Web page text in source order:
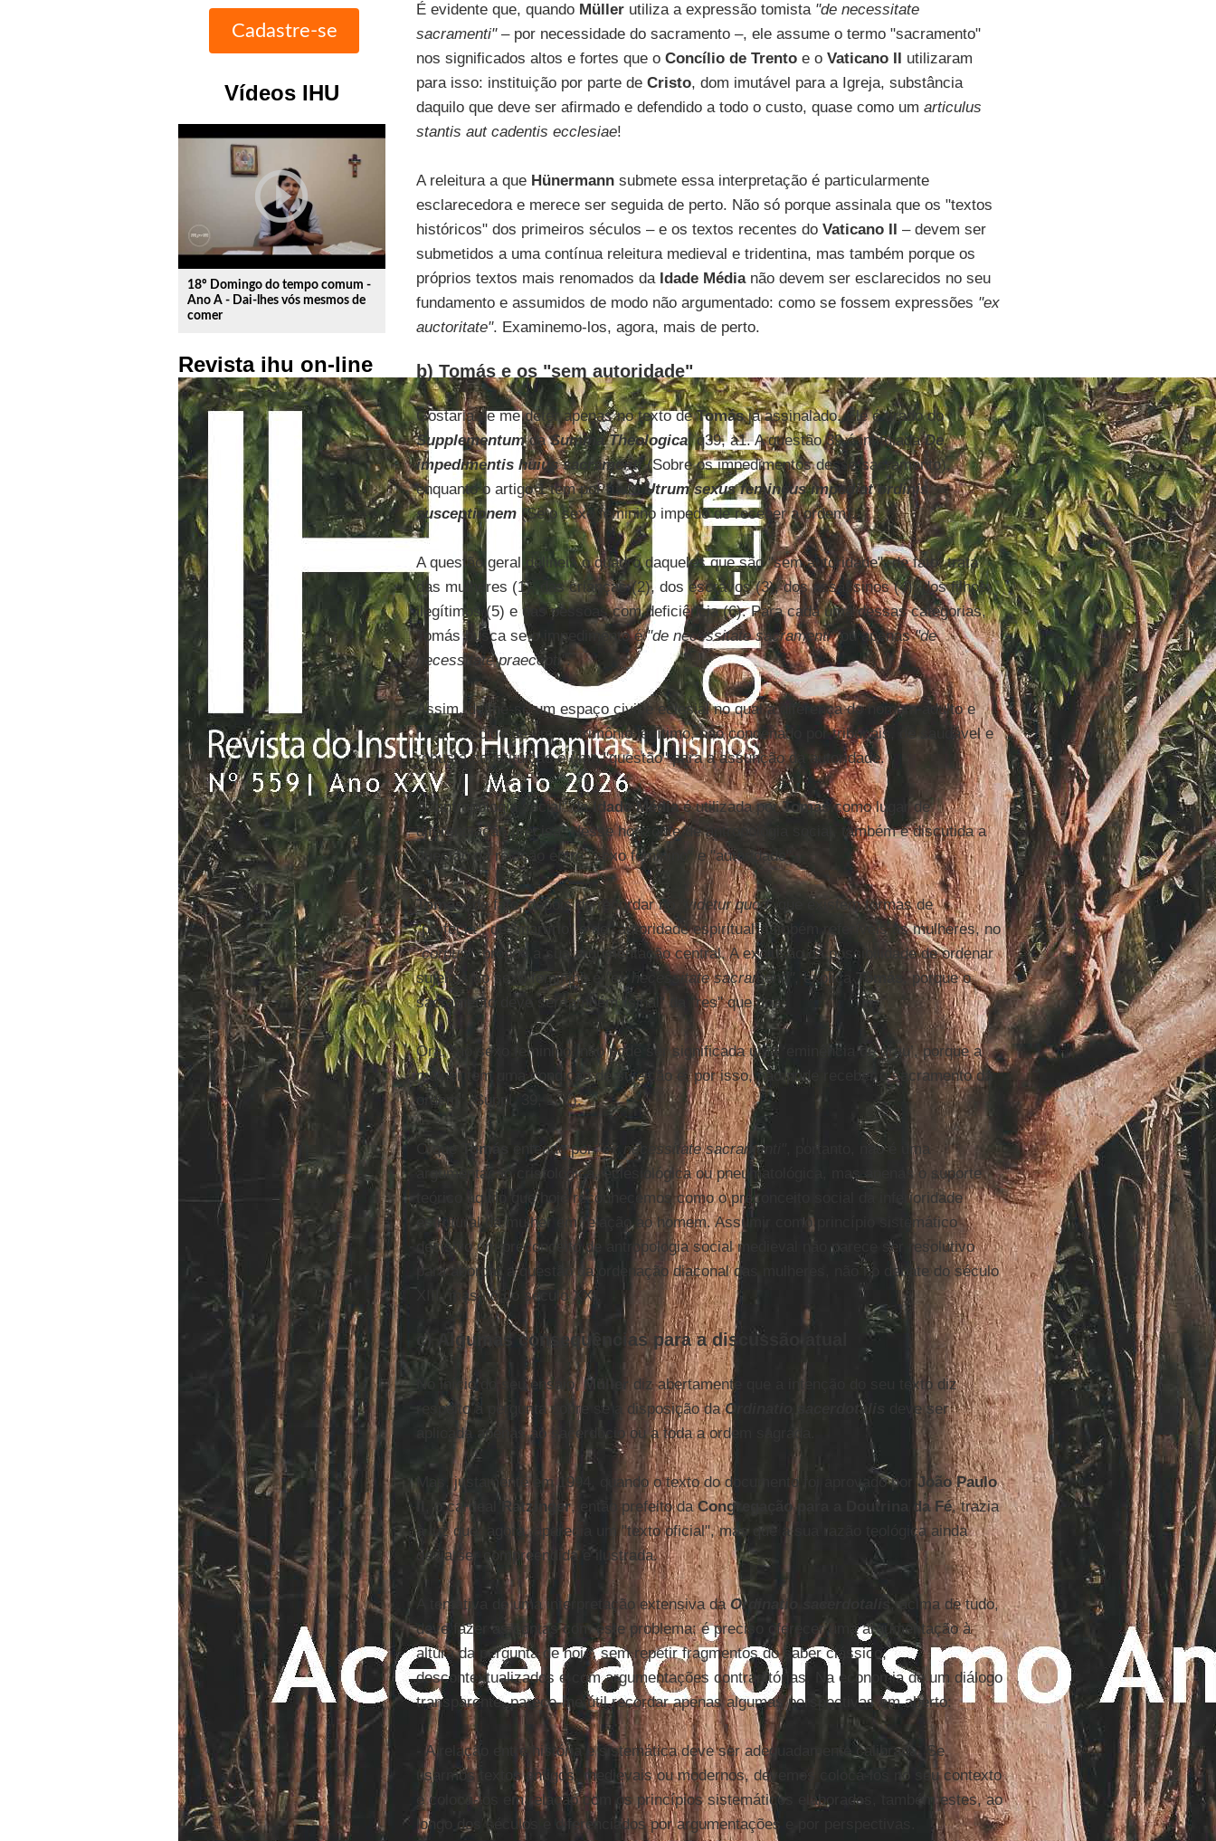
Vídeos IHU
play_circle_outline
18º Domingo do tempo comum -
Ano A - Dai-lhes vós mesmos de
comer
Revista ihu on-line
É evidente que, quando Müllerutiliza a expressão tomista "de necessitate
sacramenti"– por necessidade do sacramento –, ele assume o termo "sacramento"
nos significados altos e fortes que o Concílio de Trentoe o Vaticano II utilizaram
para isso: instituição por parte de Cristo, dom imutável para a Igreja, substância
daquilo que deve ser afirmado e defendido a todo o custo, quase como um articulus
stantis aut cadentis ecclesiae!
A releitura a que Hünermannsubmete essa interpretação é particularmente
esclarecedora e merece ser seguida de perto. Não só porque assinala que os "textos
históricos" dos primeiros séculos – e os textos recentes do Vaticano II – devem ser
submetidos a uma contínua releitura medieval e tridentina, mas também porque os
próprios textos mais renomados da Idade Médianão devem ser esclarecidos no seu
fundamento e assumidos de modo não argumentado: como se fossem expressões "ex
auctoritate". Examinemo-los, agora, mais de perto.
b) Tomás e os "sem autoridade"
Gostaria de me deter apenas no texto deTomásjá assinalado. Ele é tirado do
Supplementum daSumma Theologica, q39, a1. A questão 39 é intituladaDe
impedimentis huius sacramenti (Sobre os impedimentos desse sacramento),
enquanto o artigo 1 tem por títuloUtrum sexus femineus impediat ordinis
susceptionem (Se o sexo feminino impede de receber a ordem).
A questão geral delineia o quadro daqueles que são "sem autoridade": de fato, trata
das mulheres (1), das crianças (2), dos escravos (3), dos assassinos (4), dos filhos
ilegítimos (5) e das pessoas com deficiência (6). Para cada uma dessas categorias,
Tomás busca se o impedimento é"de necessitate sacramenti"ou apenas"de
necessitate praecepti".
Assim, define-se um espaço civil e eclesial no qual a diferença do homem adulto e
livre, nascido de um matrimônio legítimo, não condenado por tribunais, de saudável e
robusta constituição é uma "questão" para a assunção da autoridade.
A "antropologia social" daIdade Médiaé utilizada porTomáscomo lugar de
diferenciação precisa. Nesse horizonte de antropologia social, também é discutida a
questão da relação entre "sexo feminino" e "autoridade".
Tomás, de fato, depois de recordar no "videtur quod"que existem formas de
"profecia", de "martírio" e de "autoridade espiritual" também referíveis às mulheres, no
"corpus", propõe a sua argumentação central. A exclusão da possibilidade de ordenar
sujeitos do sexo feminino é "ex necessitate sacramenti" , explicaTomás
, porque o
sacramento deve ser também "sinal" da "res" que doa.
Ora, "no sexo feminino, não pode ser significada uma ‘eminência de grau’, porque a
mulher tem uma condição de sujeição e, por isso, não pode receber o sacramento da
ordem" (Suppl, 39, 1, c).
O que Tomás entende por"ex necessitate sacramenti"
, portanto, não é uma
argumentação cristológica, eclesiológica ou pneumatológica, mas apenas o suporte
teórico àquilo que hoje reconhecemos como o preconceito social da inferioridade
estrutural da mulher em relação ao homem. Assumir como princípio sistemático
decisivo um preconceito de antropologia social medieval não parece ser resolutivo
para abordar a questão da ordenação diaconal das mulheres, não no debate do século
XIII, mas no do século XXI.
c) Algumas consequências para a discussão atual
No início do seu ensaio,Müller diz abertamente que a intenção do seu texto diz
respeito à pergunta sobre se a disposição daOrdinatio sacerdotalis
deve ser
aplicada apenas ao sacerdócio ou a toda a ordem sagrada.
Mas, justamente em 1994, quando o texto do documento foi aprovado por João Paulo
, o cardeal Ratzinger, então prefeito daCongregação para a Doutrina da Fé, trazia
à luz que, agora, aparecia um "texto oficial", mas que a sua razão teológica ainda
devia ser compreendida e ilustrada.
A tentativa de uma interpretação extensiva daOrdinatio sacerdotalis, acima de tudo,
deve fazer as contas com este problema: é preciso oferecer uma argumentação à
altura da pergunta de hoje, sem repetir fragmentos do saber clássico,
descontextualizados e com argumentações contraditórias. Na economia de um diálogo
transparente, parece-me útil recordar apenas algumas perspectivas em aberto:
- A relação entre história e sistemática deve ser adequadamente calibrada. Se
usarmos textos antigos, medievais ou modernos, devemos colocá-los no seu contexto
e colocá-los em relação com os princípios sistemáticos elaborados, também estes, ao
longo dos séculos e diferenciados por argumentações e por perspectivas.